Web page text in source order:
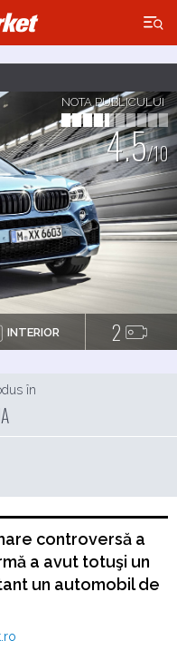
×
NOTA PUBLICULUI
4.5/10
INTERIOR 2
în
controversă a
a avut totuşi un
un automobil de